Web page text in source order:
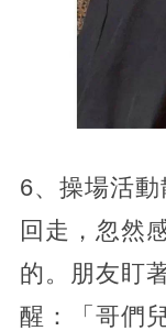
6、操場活
回走，忽然
的。朋友盯
醒：「哥們